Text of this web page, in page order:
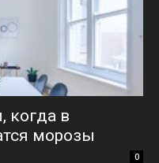
когда в
морозы
0